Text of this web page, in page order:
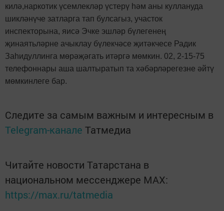
килә,наркотик үсемлекләр үстерү һәм аны куллануда
шикләнүче затларга тап булсагыз, участок
инспекторына, яисә Эчке эшләр бүлегенең
җинаятьләрне ачыклау бүлекчәсе җитәкчесе Радик
Заһидуллинга мөрәҗәгать итәргә мөмкин. 02, 2-15-75
телефоннары аша шалтыратып та хәбәрләрегезне әйтү
мөмкинлеге бар.
Следите за самым важным и интересным в
Telegram-канале Татмедиа
Читайте новости Татарстана в
национальном мессенджере MАХ:
https://max.ru/tatmedia